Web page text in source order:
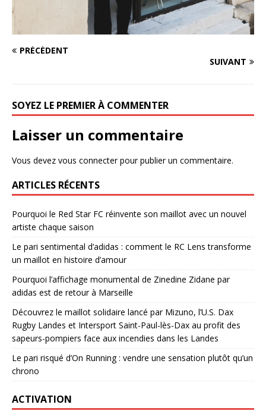
PRÉCÉDENT
SUIVANT
SOYEZ LE PREMIER À COMMENTER
Laisser un commentaire
Vous devez vous connecterpour publier un commentaire.
ARTICLES RÉCENTS
Pourquoi le Red Star FC réinvente son maillot avec un nouvel
artiste chaque saison
Le pari sentimental d’adidas : comment le RC Lens transforme
un maillot en histoire d’amour
Pourquoi l’affichage monumental de Zinedine Zidane par
adidas est de retour à Marseille
Découvrez le maillot solidaire lancé par Mizuno, l’U.S. Dax
Rugby Landes et Intersport Saint-Paul-lès-Dax au profit des
sapeurs-pompiers face aux incendies dans les Landes
Le pari risqué d’On Running : vendre une sensation plutôt qu’un
chrono
ACTIVATION